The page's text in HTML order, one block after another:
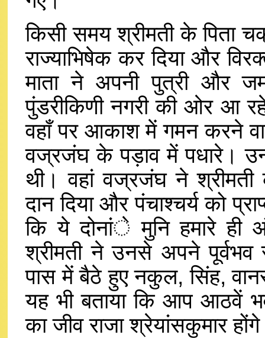
किसी समय श्रीमती के पिता
राज्याभिषेक कर दिया और
माता ने अपनी पुत्री और
पुंडरीकिणी नगरी की ओर आ
वहाँ पर आकाश में गमन करने
वज्रजंघ के पड़ाव में पधारे। उन
थी। वहां वज्रजंघ ने श्रीमती
दान दिया और पंचाश्चर्य को
कि ये दोनांे मुनि हमारे ही
श्रीमती ने उनसे अपने
पास में बैठे हुए नकुल, सिंह,
यह भी बताया कि आप आठवें
का जीव राजा श्रेयांसकुमार